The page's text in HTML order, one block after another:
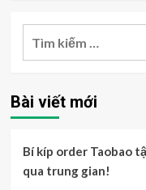
Bài viết mới
Bí kíp order Taobao
qua trung gian!